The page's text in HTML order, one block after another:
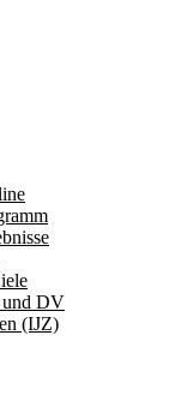
und DV
(IJZ)